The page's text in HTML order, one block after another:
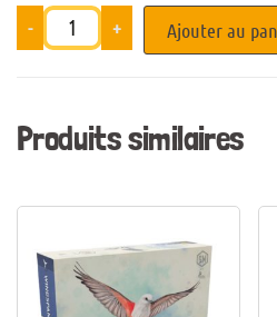
- + Ajouter au
Produits similaires